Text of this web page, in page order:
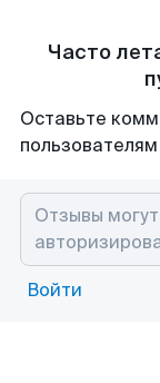
Часто
Оставьте
Войти